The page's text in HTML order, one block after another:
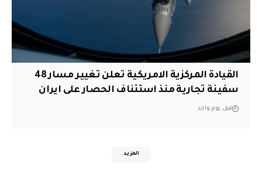
القيادة المركزية الامريكية تعلن تغيير مسار 48
سفينة تجارية منذ استئناف الحصار على ايران
قبل يوم واحد
المزيد